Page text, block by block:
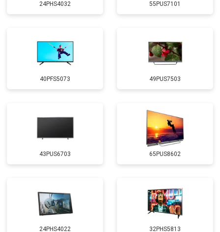
24PHS4032 55PUS7101
40PFS5073 49PUS7503
43PUS6703 65PUS8602
24PHS4022 32PHS5813